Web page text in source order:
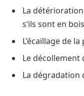
La
s’ils sont en bois
L’écaillage de
Le
La dégradation